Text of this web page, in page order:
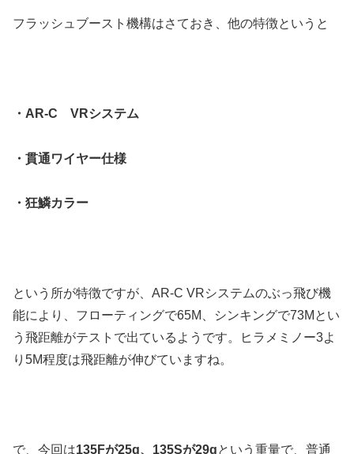
フラッシュブースト機構はさておき、他の特徴というと
・AR-C VRシステム
・貫通ワイヤー仕様
・狂鱗カラー
という所が特徴ですが、AR-C VRシステムのぶっ飛び機
能により、フローティングで65M、シンキングで73Mとい
う飛距離がテストで出ているようです。ヒラメミノー3よ
り5M程度は飛距離が伸びていますね。
で、今回は135Fが25g、135Sが29gという重量で、普通